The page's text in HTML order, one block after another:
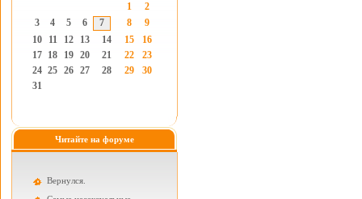
1
2
3
4 5 6 7 8
9
10
11 12 13 14 15
16
17
18 19 20 21 22
23
24 25 26 27 28 29
30
31
Читайте на форуме
Вернулся.